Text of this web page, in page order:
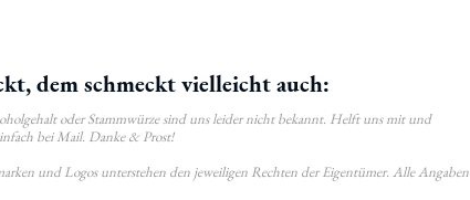
dem schmeckt vielleicht auch:
oder Stammwürze sind uns leider nicht bekannt. Helft uns mit und
bei Mail. Danke & Prost!
und Logos unterstehen den jeweiligen Rechten der Eigentümer. Alle Angaben